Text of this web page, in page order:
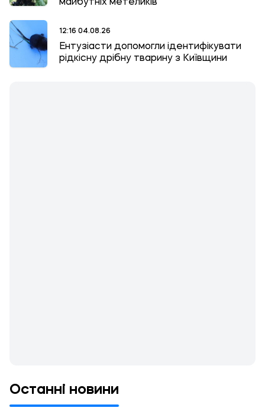
майбутніх метеликів
12:16 04.08.26
Ентузіасти допомогли ідентифікувати
рідкісну дрібну тварину з Київщини
Останні новини